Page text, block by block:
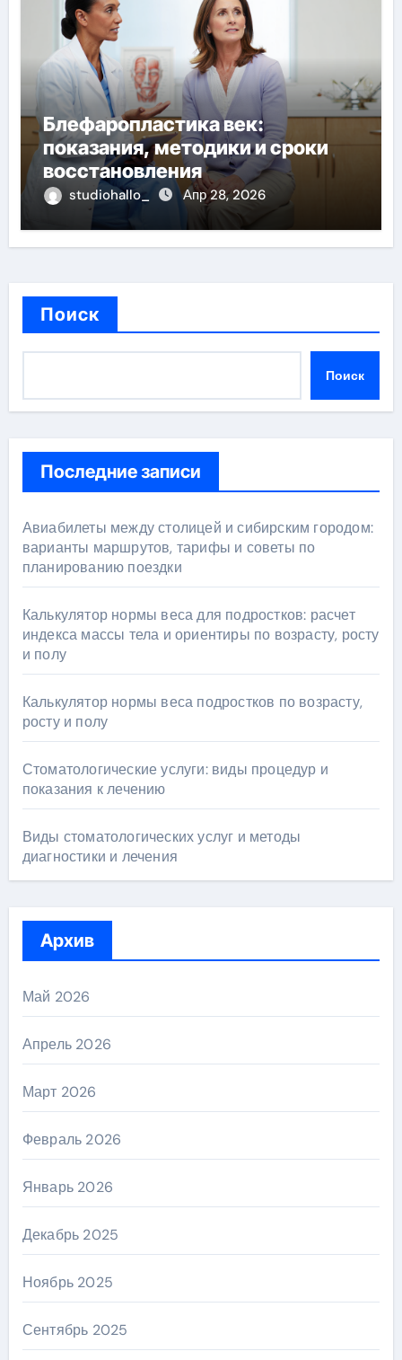
Блефаропластика век:
показания, методики и сроки
восстановления
studiohallo_ Апр 28, 2026
Поиск
Поиск
Последние записи
Авиабилеты между столицей и сибирским городом:
варианты маршрутов, тарифы и советы по
планированию поездки
Калькулятор нормы веса для подростков: расчет
индекса массы тела и ориентиры по возрасту, росту
и полу
Калькулятор нормы веса подростков по возрасту,
росту и полу
Стоматологические услуги: виды процедур и
показания к лечению
Виды стоматологических услуг и методы
диагностики и лечения
Архив
Май 2026
Апрель 2026
Март 2026
Февраль 2026
Январь 2026
Декабрь 2025
Ноябрь 2025
Сентябрь 2025